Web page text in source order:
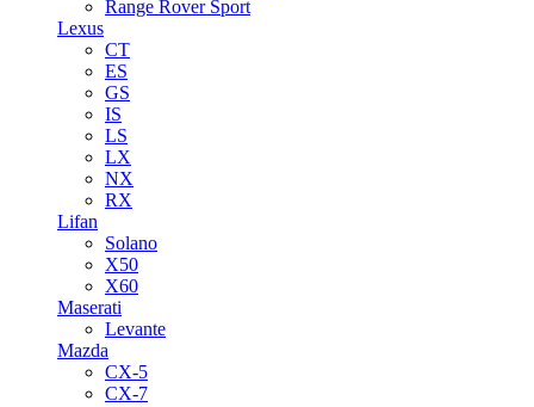
Range Rover Sport
Lexus
CT
ES
GS
IS
LS
LX
NX
RX
Lifan
Solano
X50
X60
Maserati
Levante
Mazda
CX-5
CX-7